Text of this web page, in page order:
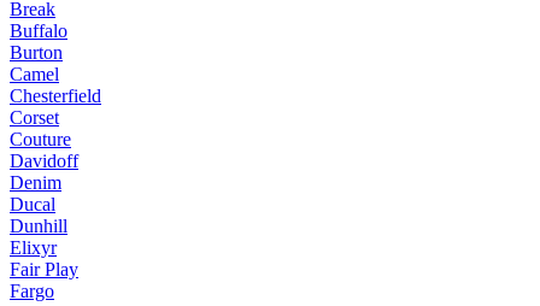
Break
Buffalo
Burton
Camel
Chesterfield
Corset
Couture
Davidoff
Denim
Ducal
Dunhill
Elixyr
Fair Play
Fargo